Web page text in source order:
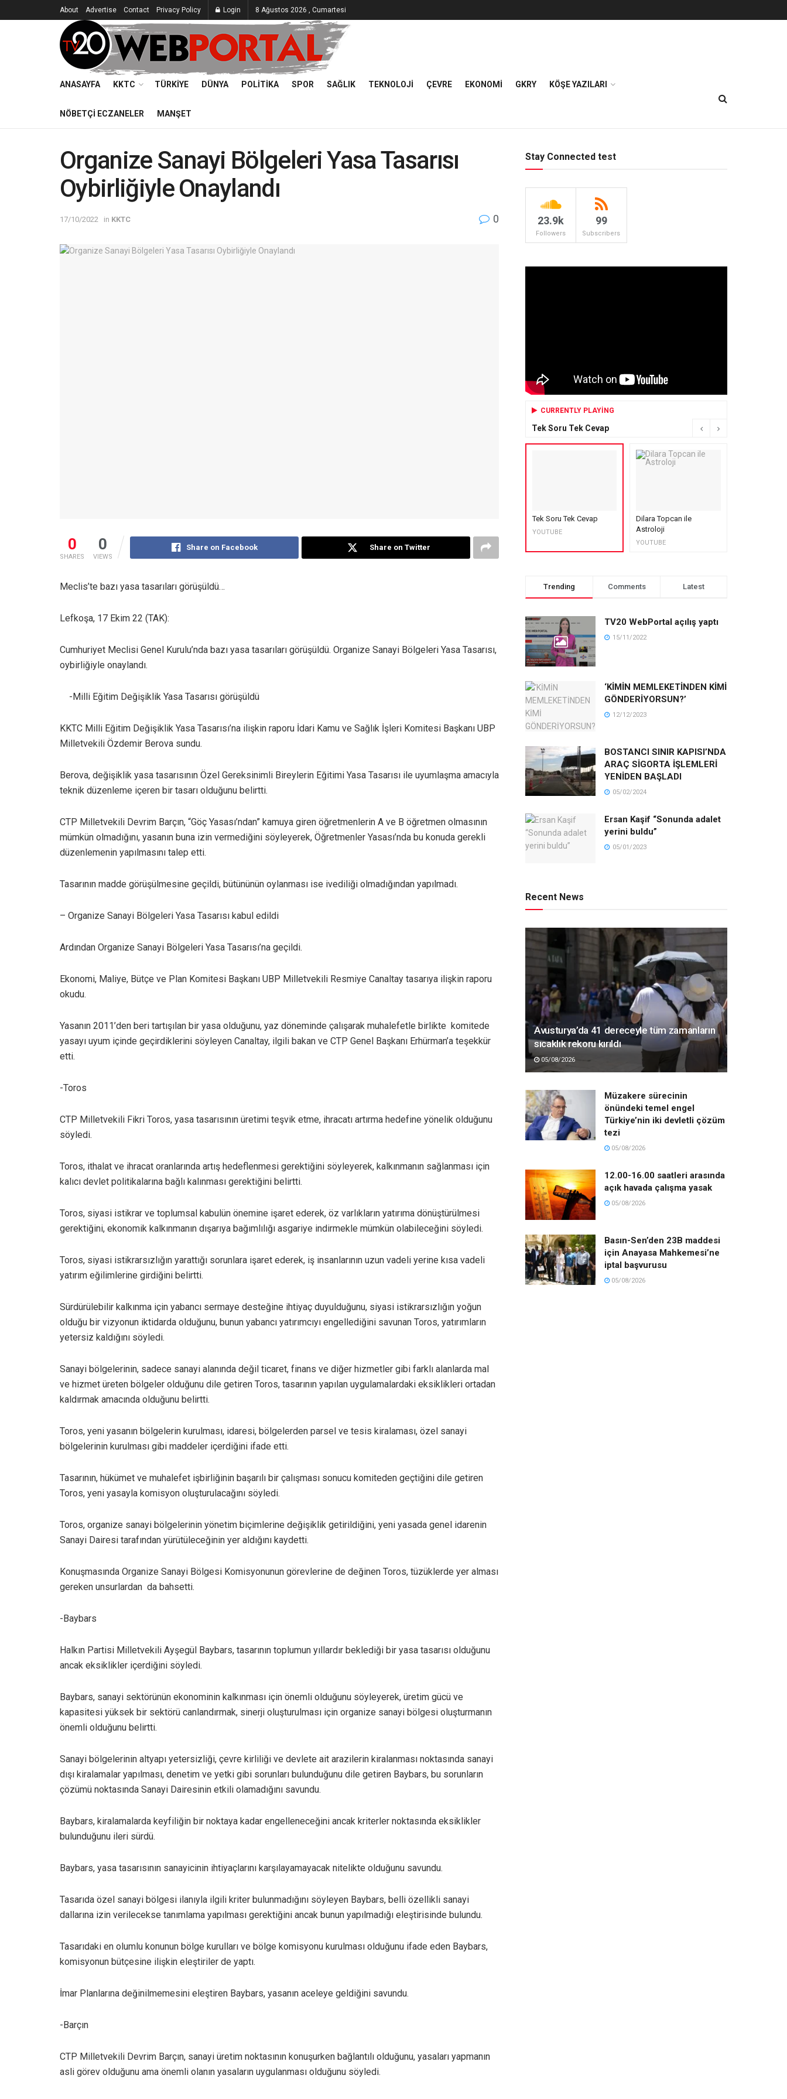
About Advertise Contact Privacy Policy Login 8 Ağustos 2026 , Cumartesi
ANASAYFA KKTC TÜRKIYE DÜNYA POLITIKA SPOR SAĞLIK TEKNOLOJI ÇEVRE EKONOMI GKRY KÖŞE YAZILARI
NÖBETÇI ECZANELER MANŞET
Organize Sanayi Bölgeleri Yasa Tasarısı
Oybirliğiyle Onaylandı
17/10/2022 in KKTC 0
0
SHARES
0
VIEWS
Share on Facebook Share on Twitter
Meclis’te bazı yasa tasarıları görüşüldü…
Lefkoşa, 17 Ekim 22 (TAK):
Cumhuriyet Meclisi Genel Kurulu’nda bazı yasa tasarıları görüşüldü. Organize Sanayi Bölgeleri Yasa Tasarısı,
oybirliğiyle onaylandı.
-Milli Eğitim Değişiklik Yasa Tasarısı görüşüldü
KKTC Milli Eğitim Değişiklik Yasa Tasarısı’na ilişkin raporu İdari Kamu ve Sağlık İşleri Komitesi Başkanı UBP
Milletvekili Özdemir Berova sundu.
Berova, değişiklik yasa tasarısının Özel Gereksinimli Bireylerin Eğitimi Yasa Tasarısı ile uyumlaşma amacıyla
teknik düzenleme içeren bir tasarı olduğunu belirtti.
CTP Milletvekili Devrim Barçın, “Göç Yasası’ndan” kamuya giren öğretmenlerin A ve B öğretmen olmasının
mümkün olmadığını, yasanın buna izin vermediğini söyleyerek, Öğretmenler Yasası’nda bu konuda gerekli
düzenlemenin yapılmasını talep etti.
Tasarının madde görüşülmesine geçildi, bütününün oylanması ise ivediliği olmadığından yapılmadı.
– Organize Sanayi Bölgeleri Yasa Tasarısı kabul edildi
Ardından Organize Sanayi Bölgeleri Yasa Tasarısı’na geçildi.
Ekonomi, Maliye, Bütçe ve Plan Komitesi Başkanı UBP Milletvekili Resmiye Canaltay tasarıya ilişkin raporu
okudu.
Yasanın 2011’den beri tartışılan bir yasa olduğunu, yaz döneminde çalışarak muhalefetle birlikte komitede
yasayı uyum içinde geçirdiklerini söyleyen Canaltay, ilgili bakan ve CTP Genel Başkanı Erhürman’a teşekkür
etti.
-Toros
CTP Milletvekili Fikri Toros, yasa tasarısının üretimi teşvik etme, ihracatı artırma hedefine yönelik olduğunu
söyledi.
Toros, ithalat ve ihracat oranlarında artış hedeflenmesi gerektiğini söyleyerek, kalkınmanın sağlanması için
kalıcı devlet politikalarına bağlı kalınması gerektiğini belirtti.
Toros, siyasi istikrar ve toplumsal kabulün önemine işaret ederek, öz varlıkların yatırıma dönüştürülmesi
gerektiğini, ekonomik kalkınmanın dışarıya bağımlılığı asgariye indirmekle mümkün olabileceğini söyledi.
Toros, siyasi istikrarsızlığın yarattığı sorunlara işaret ederek, iş insanlarının uzun vadeli yerine kısa vadeli
yatırım eğilimlerine girdiğini belirtti.
Sürdürülebilir kalkınma için yabancı sermaye desteğine ihtiyaç duyulduğunu, siyasi istikrarsızlığın yoğun
olduğu bir vizyonun iktidarda olduğunu, bunun yabancı yatırımcıyı engellediğini savunan Toros, yatırımların
yetersiz kaldığını söyledi.
Sanayi bölgelerinin, sadece sanayi alanında değil ticaret, finans ve diğer hizmetler gibi farklı alanlarda mal
ve hizmet üreten bölgeler olduğunu dile getiren Toros, tasarının yapılan uygulamalardaki eksiklikleri ortadan
kaldırmak amacında olduğunu belirtti.
Toros, yeni yasanın bölgelerin kurulması, idaresi, bölgelerden parsel ve tesis kiralaması, özel sanayi
bölgelerinin kurulması gibi maddeler içerdiğini ifade etti.
Tasarının, hükümet ve muhalefet işbirliğinin başarılı bir çalışması sonucu komiteden geçtiğini dile getiren
Toros, yeni yasayla komisyon oluşturulacağını söyledi.
Toros, organize sanayi bölgelerinin yönetim biçimlerine değişiklik getirildiğini, yeni yasada genel idarenin
Sanayi Dairesi tarafından yürütüleceğinin yer aldığını kaydetti.
Konuşmasında Organize Sanayi Bölgesi Komisyonunun görevlerine de değinen Toros, tüzüklerde yer alması
gereken unsurlardan da bahsetti.
-Baybars
Halkın Partisi Milletvekili Ayşegül Baybars, tasarının toplumun yıllardır beklediği bir yasa tasarısı olduğunu
ancak eksiklikler içerdiğini söyledi.
Baybars, sanayi sektörünün ekonominin kalkınması için önemli olduğunu söyleyerek, üretim gücü ve
kapasitesi yüksek bir sektörü canlandırmak, sinerji oluşturulması için organize sanayi bölgesi oluşturmanın
önemli olduğunu belirtti.
Sanayi bölgelerinin altyapı yetersizliği, çevre kirliliği ve devlete ait arazilerin kiralanması noktasında sanayi
dışı kiralamalar yapılması, denetim ve yetki gibi sorunları bulunduğunu dile getiren Baybars, bu sorunların
çözümü noktasında Sanayi Dairesinin etkili olamadığını savundu.
Baybars, kiralamalarda keyfiliğin bir noktaya kadar engelleneceğini ancak kriterler noktasında eksiklikler
bulunduğunu ileri sürdü.
Baybars, yasa tasarısının sanayicinin ihtiyaçlarını karşılayamayacak nitelikte olduğunu savundu.
Tasarıda özel sanayi bölgesi ilanıyla ilgili kriter bulunmadığını söyleyen Baybars, belli özellikli sanayi
dallarına izin verilecekse tanımlama yapılması gerektiğini ancak bunun yapılmadığı eleştirisinde bulundu.
Tasarıdaki en olumlu konunun bölge kurulları ve bölge komisyonu kurulması olduğunu ifade eden Baybars,
komisyonun bütçesine ilişkin eleştiriler de yaptı.
İmar Planlarına değinilmemesini eleştiren Baybars, yasanın aceleye geldiğini savundu.
-Barçın
CTP Milletvekili Devrim Barçın, sanayi üretim noktasının konuşurken bağlantılı olduğunu, yasaları yapmanın
asli görev olduğunu ama önemli olanın yasaların uygulanması olduğunu söyledi.
Stay Connected test
23.9k
Followers
99
Subscribers
CURRENTLY PLAYING
Tek Soru Tek Cevap
Tek Soru Tek Cevap
YOUTUBE
Dilara Topcan ile
Astroloji
YOUTUBE
Trending Comments Latest
TV20 WebPortal açılış yaptı
15/11/2022
‘KİMİN MEMLEKETİNDEN KİMİ
GÖNDERİYORSUN?’
12/12/2023
BOSTANCI SINIR KAPISI’NDA
ARAÇ SİGORTA İŞLEMLERİ
YENİDEN BAŞLADI
05/02/2024
Ersan Kaşif “Sonunda adalet
yerini buldu”
05/01/2023
Recent News
Avusturya’da 41 dereceyle tüm zamanların
sıcaklık rekoru kırıldı
05/08/2026
Müzakere sürecinin
önündeki temel engel
Türkiye’nin iki devletli çözüm
tezi
05/08/2026
12.00-16.00 saatleri arasında
açık havada çalışma yasak
05/08/2026
Basın-Sen’den 23B maddesi
için Anayasa Mahkemesi’ne
iptal başvurusu
05/08/2026